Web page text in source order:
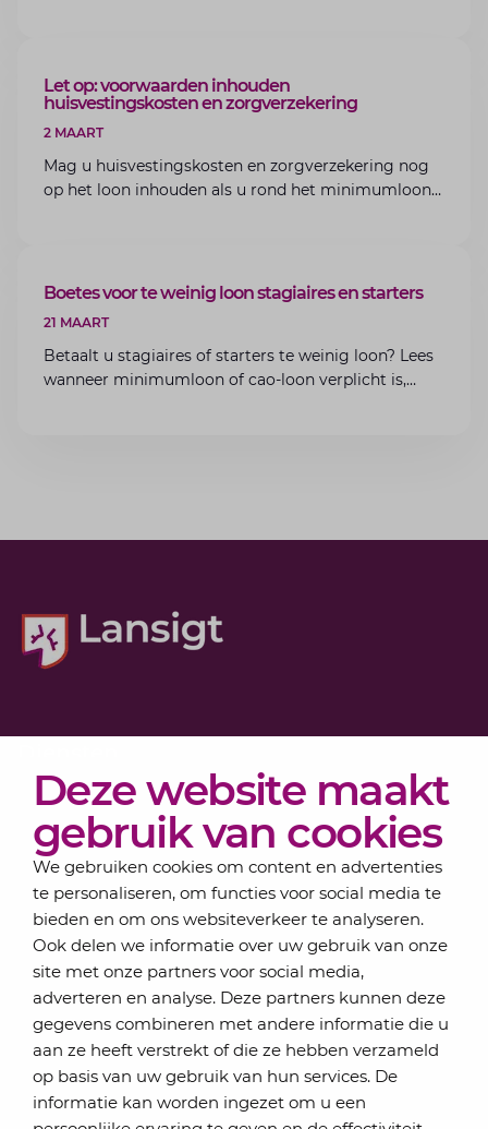
Deze website maakt
gebruik van cookies
We gebruiken cookies om content en advertenties
te personaliseren, om functies voor social media te
bieden en om ons websiteverkeer te analyseren.
Ook delen we informatie over uw gebruik van onze
site met onze partners voor social media,
adverteren en analyse. Deze partners kunnen deze
gegevens combineren met andere informatie die u
aan ze heeft verstrekt of die ze hebben verzameld
op basis van uw gebruik van hun services. De
informatie kan worden ingezet om u een
ARTIKEL
Let op: voorwaarden inhouden
huisvestingskosten en zorgverzekering
2 MAART
Mag u huisvestingskosten en zorgverzekering nog
op het loon inhouden als u rond het minimumloon
ARTIKEL
Boetes voor te weinig loon stagiaires en starters
21 MAART
Betaalt u stagiaires of starters te weinig loon? Lees
wanneer minimumloon of cao-loon verplicht is,
Actueel
Over Lansigt
Contact
Schrijf je in voor onze nieuwsbrief
Elke maand bundelen de adviseurs van Lansigt in
de eSigt het nieuws.
Jouw emailadres